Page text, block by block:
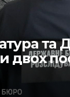
та
двох
на